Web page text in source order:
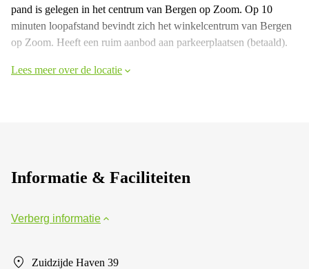
pand is gelegen in het centrum van Bergen op Zoom. Op 10
minuten loopafstand bevindt zich het winkelcentrum van Bergen
op Zoom. Heeft een ruim aanbod aan parkeerplaatsen (betaald).
Lees meer over de locatie
Informatie & Faciliteiten
Verberg informatie
Zuidzijde Haven 39